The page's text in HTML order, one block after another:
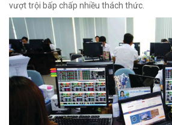
vượt trội bấp chấp nhiều thách thức.